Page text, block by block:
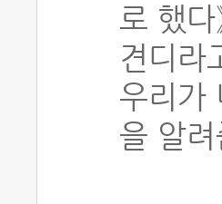
로 했
견디라
우리가
을 알